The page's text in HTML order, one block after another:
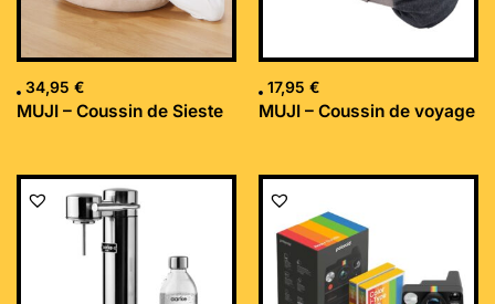
34,95 €
MUJI – Coussin de Sieste
17,95 €
MUJI – Coussin de voyage
Le
initial
était :
169,99 €.
Le